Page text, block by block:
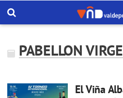
PABELLON
El Viña